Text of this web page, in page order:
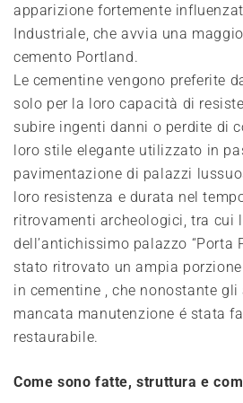
apparizione fortemente
Industriale, che avvia una
cemento Portland.
Le cementine vengono preferite
solo per la loro capacità di
subire ingenti danni o perdite di
loro stile elegante utilizzato in
pavimentazione di palazzi
loro resistenza e durata nel
ritrovamenti archeologici, tra cui
dell’antichissimo palazzo “Porta
stato ritrovato un ampia
in cementine , che nonostante
mancata manutenzione é stata
restaurabile.
Come sono fatte, struttura e